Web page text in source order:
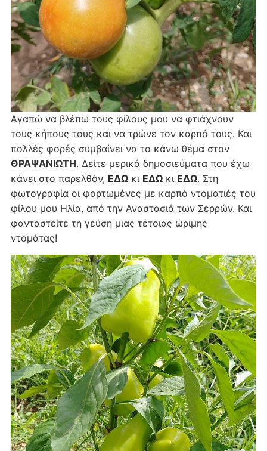
Αγαπώ να βλέπω τους φίλους μου να φτιάχνουν
τους κήπους τους και να τρώνε τον καρπό τους. Και
πολλές φορές συμβαίνει να το κάνω θέμα στον
ΘΡΑΨΑΝΙΩΤΗ. Δείτε μερικά δημοσιεύματα που έχω
κάνει στο παρελθόν, ΕΔΩκι ΕΔΩκι ΕΔΩ. Στη
φωτογραφία οι φορτωμένες με καρπό ντοματιές του
φίλου μου Ηλία, από την Αναστασιά των Σερρών. Και
φανταστείτε τη γεύση μιας τέτοιας ώριμης
ντομάτας!